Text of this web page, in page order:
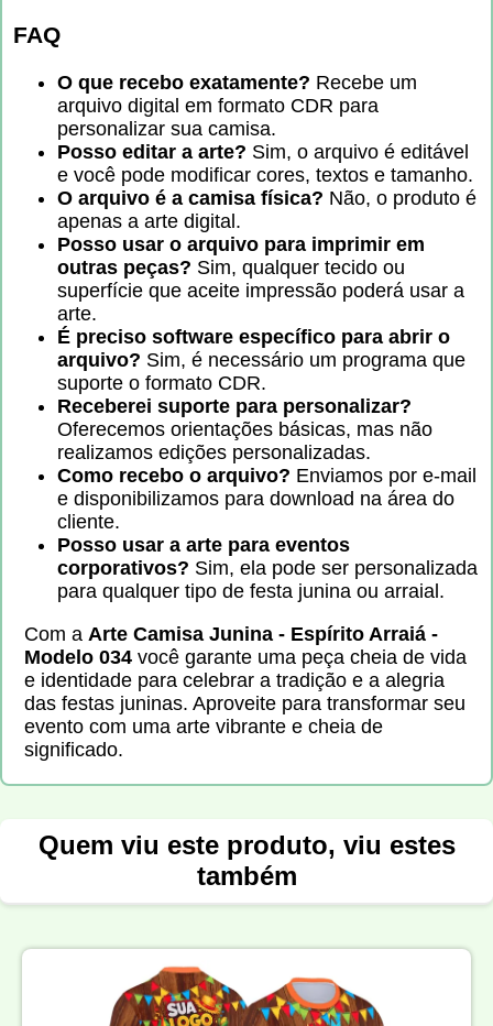
FAQ
O que recebo exatamente? Recebe um
arquivo digital em formato CDR para
personalizar sua camisa.
Posso editar a arte? Sim, o arquivo é editável
e você pode modificar cores, textos e tamanho.
O arquivo é a camisa física? Não, o produto é
apenas a arte digital.
Posso usar o arquivo para imprimir em
outras peças? Sim, qualquer tecido ou
superfície que aceite impressão poderá usar a
arte.
É preciso software específico para abrir o
arquivo? Sim, é necessário um programa que
suporte o formato CDR.
Receberei suporte para personalizar?
Oferecemos orientações básicas, mas não
realizamos edições personalizadas.
Como recebo o arquivo? Enviamos por e-mail
e disponibilizamos para download na área do
cliente.
Posso usar a arte para eventos
corporativos? Sim, ela pode ser personalizada
para qualquer tipo de festa junina ou arraial.
Com a Arte Camisa Junina - Espírito Arraiá -
Modelo 034 você garante uma peça cheia de vida
e identidade para celebrar a tradição e a alegria
das festas juninas. Aproveite para transformar seu
evento com uma arte vibrante e cheia de
significado.
Quem viu este produto, viu estes
também